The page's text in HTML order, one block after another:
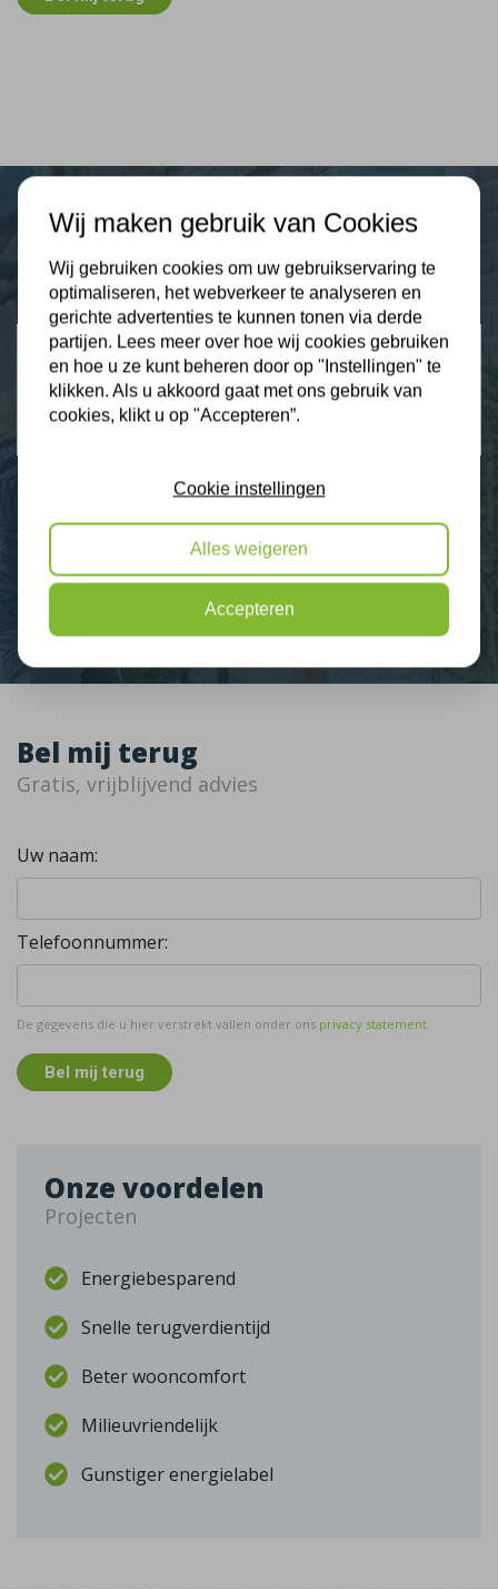
Plus Isolatie
Uw isolatie specialist
9,3
Klantbeoordelingen
2274 klanten beoordelen ons met een 9.3
Nieuws
Contact
Bel mij terug
Gratis, vrijblijvend advies
Uw naam:
Telefoonnummer:
De gegevens die u hier verstrekt vallen onder ons privacy statement.
Bel mij terug
Onze voordelen
Projecten
Energiebesparend
Snelle terugverdientijd
Beter wooncomfort
Milieuvriendelijk
Gunstiger energielabel
Wij maken gebruik van Cookies
Wij gebruiken cookies om uw gebruikservaring te
optimaliseren, het webverkeer te analyseren en
gerichte advertenties te kunnen tonen via derde
partijen. Lees meer over hoe wij cookies gebruiken
en hoe u ze kunt beheren door op "Instellingen" te
klikken. Als u akkoord gaat met ons gebruik van
cookies, klikt u op "Accepteren”.
Cookie instellingen
Alles weigeren
Accepteren